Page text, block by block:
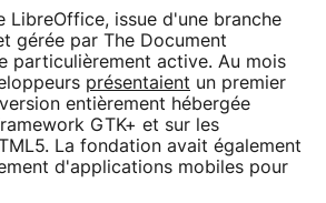
LibreOffice, issue d'une branche
gérée par The Document
particulièrement active. Au mois
présentaient un premier
entièrement hébergée
GTK+ et sur les
La fondation avait également
d'applications mobiles pour